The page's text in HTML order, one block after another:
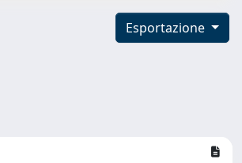
Esportazione